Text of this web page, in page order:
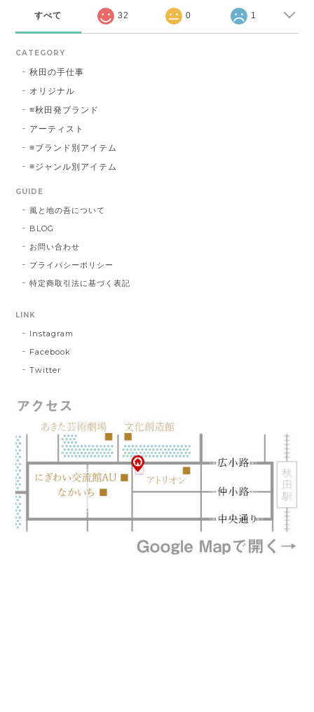
すべて 32 0 1
CATEGORY
秋田の手仕事
オリジナル
≡秋田発ブランド
アーティスト
≡ブランド別アイテム
≡ジャンル別アイテム
GUIDE
風と地の吾について
BLOG
お問い合わせ
プライバシーポリシー
特定商取引法に基づく表記
LINK
Instagram
Facebook
Twitter